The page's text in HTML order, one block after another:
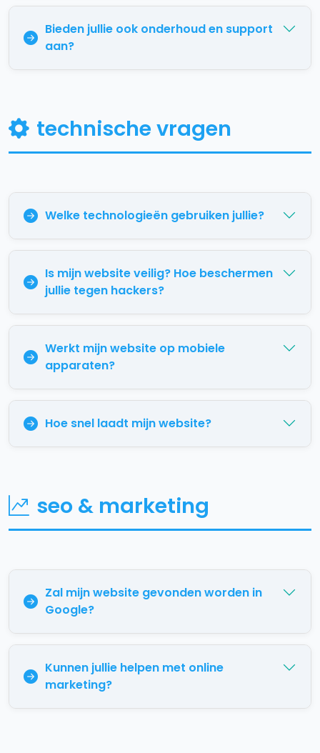
Bieden jullie ook onderhoud en support
aan?
technische vragen
Welke technologieën gebruiken jullie?
Is mijn website veilig? Hoe beschermen
jullie tegen hackers?
Werkt mijn website op mobiele
apparaten?
Hoe snel laadt mijn website?
seo & marketing
Zal mijn website gevonden worden in
Google?
Kunnen jullie helpen met online
marketing?